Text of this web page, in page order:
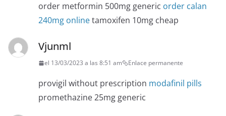
order metformin 500mg generic order calan
240mg onlinetamoxifen 10mg cheap
Vjunml
el 13/03/2023 a las 8:51 am Enlace permanente
provigil without prescription modafinil pills
promethazine 25mg generic